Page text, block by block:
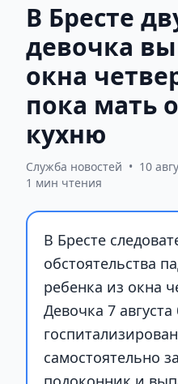
В Бресте
девочка
окна
пока мать
кухню
Служба новостей • 10
1 мин чтения
В Бресте
обстоятельства
ребенка из окна
Девочка 7
самостоятельно